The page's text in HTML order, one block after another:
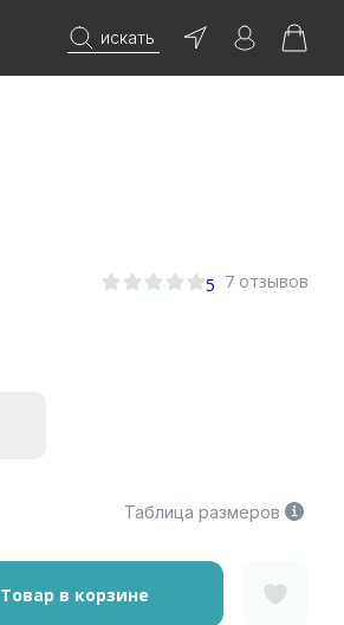
искать
5 7 отзывов
Таблица размеров
Товар в корзине